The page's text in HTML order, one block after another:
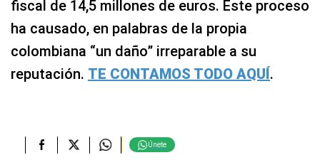
fiscal de 14,5 millones de euros. Este proceso
ha causado, en palabras de la propia
colombiana “un daño” irreparable a su
reputación. TE CONTAMOS TODO AQUÍ.
Únete